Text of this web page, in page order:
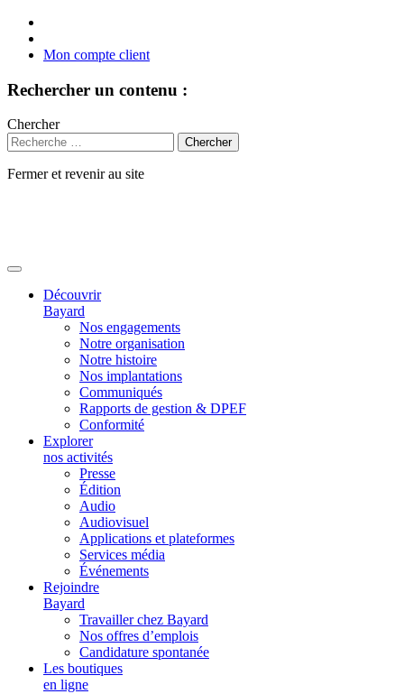
Mon compte client
Rechercher un contenu :
Chercher
Fermer et revenir au site
Découvrir
Bayard
Nos engagements
Notre organisation
Notre histoire
Nos implantations
Communiqués
Rapports de gestion & DPEF
Conformité
Explorer
nos activités
Presse
Édition
Audio
Audiovisuel
Applications et plateformes
Services média
Événements
Rejoindre
Bayard
Travailler chez Bayard
Nos offres d’emplois
Candidature spontanée
Les boutiques
en ligne